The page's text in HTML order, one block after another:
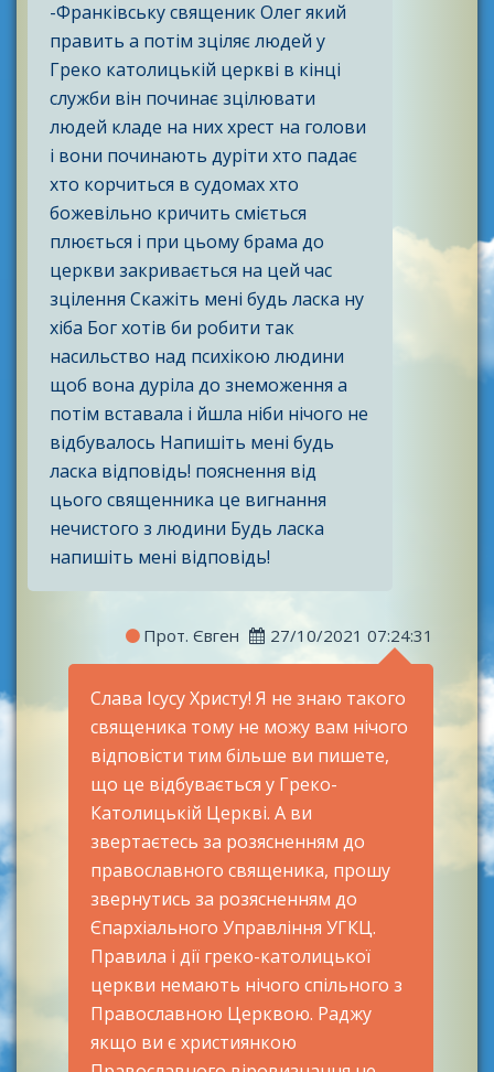
-Франківську священик Олег який
править а потім зціляє людей у
Греко католицькій церкві в кінці
служби він починає зцілювати
людей кладе на них хрест на голови
і вони починають дуріти хто падає
хто корчиться в судомах хто
божевільно кричить сміється
плюється і при цьому брама до
церкви закривається на цей час
зцілення Скажіть мені будь ласка ну
хіба Бог хотів би робити так
насильство над психікою людини
щоб вона дуріла до знеможення а
потім вставала і йшла ніби нічого не
відбувалось Напишіть мені будь
ласка відповідь! пояснення від
цього священника це вигнання
нечистого з людини Будь ласка
напишіть мені відповідь!
Прот. Євген 27/10/2021 07:24:31
Слава Ісусу Христу! Я не знаю такого
священика тому не можу вам нічого
відповісти тим більше ви пишете,
що це відбувається у Греко-
Католицькій Церкві. А ви
звертаєтесь за розясненням до
православного священика, прошу
звернутись за розясненням до
Єпархіального Управління УГКЦ.
Правила і дії греко-католицької
церкви немають нічого спільного з
Православною Церквою. Раджу
якщо ви є християнкою